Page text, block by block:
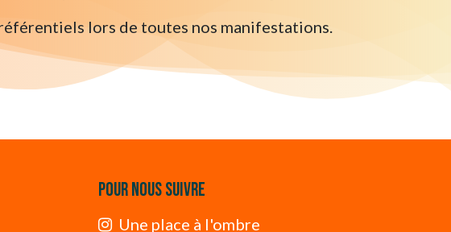
lors de toutes nos manifestations.
POUR nous suivre
Une place à l'ombre